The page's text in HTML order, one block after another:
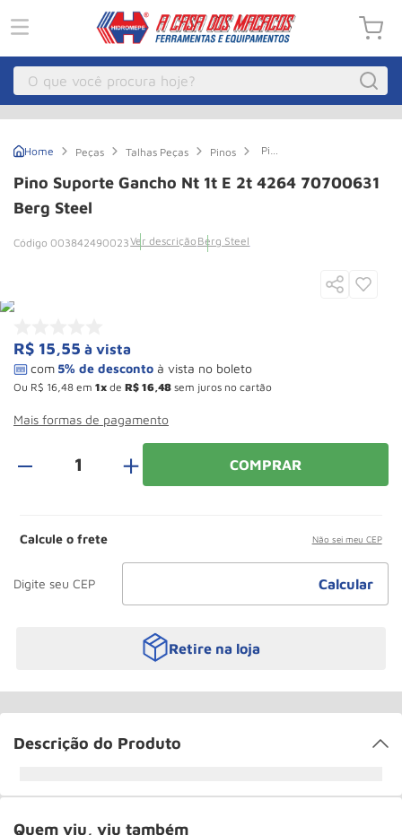
O que você procura hoje?
Peças Talhas Peças Pinos
Pino
Gancho
Nt
Pino Suporte Gancho Nt 1t E 2t 4264 70700631
Berg Steel
003842490023Ver descrição Berg Steel
R$ 15,55 à vista
Ou R$ 16 48 em 1 de R$ 16 48 sem juros no cartão
Mais formas de pagamento
＋ COMPRAR
Calcule o frete Não sei meu CEP
Retire na loja
Descrição do Produto
Quem viu, viu também
Guincho Eletrico
Macaco Hidraulico
8 Rodizio
9º Talha
10 º